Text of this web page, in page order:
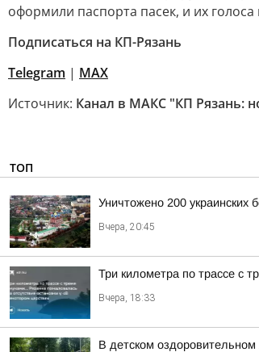
оформили паспорта пасек, и их
Подписаться на КП-Рязань
Telegram | МАХ
Источник: Канал в МАКС "КП Рязань:
ТОП
Уничтожено 200
Вчера, 20:45
Три километра по трассе с
Вчера, 18:33
В детском